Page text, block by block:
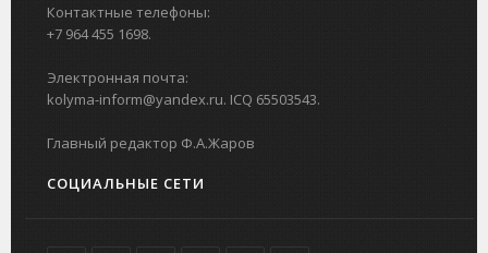
Контактные телефоны:
+7 964 455 1698.
Электронная почта:
kolyma-inform@yandex.ru. ICQ 65503543.
Главный редактор Ф.А.Жаров
СОЦИАЛЬНЫЕ СЕТИ